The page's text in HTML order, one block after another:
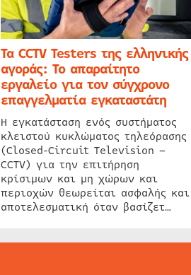
Τα CCTV Testers της ελληνικής
αγοράς: Το απαραίτητο
εργαλείο για τον σύγχρονο
επαγγελματία εγκαταστάτη
Η εγκατάσταση ενός συστήματος
κλειστού κυκλώματος τηλεόρασης
(Closed-Circuit Television –
CCTV) για την επιτήρηση
κρίσιμων και μη χώρων και
περιοχών θεωρείται ασφαλής και
αποτελεσματική όταν βασίζετ…